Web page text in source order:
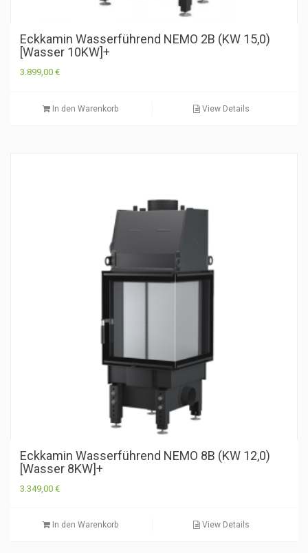
Eckkamin Wasserführend NEMO 2B (KW 15,0)
[Wasser 10KW]+
3.899,00 €
In den Warenkorb View Details
Eckkamin Wasserführend NEMO 8B (KW 12,0)
[Wasser 8KW]+
3.349,00 €
In den Warenkorb View Details